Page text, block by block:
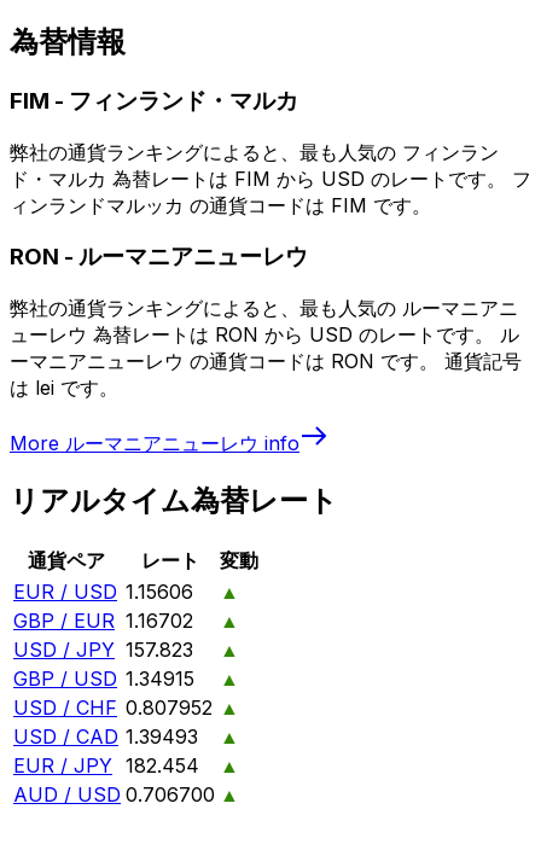
為替情報
FIM - フィンランド・マルカ
弊社の通貨ランキングによると、最も人気の フィンラン
ド・マルカ 為替レートは FIM から USD のレートです。 フ
ィンランドマルッカ の通貨コードは FIM です。
RON - ルーマニアニューレウ
弊社の通貨ランキングによると、最も人気の ルーマニアニ
ューレウ 為替レートは RON から USD のレートです。 ル
ーマニアニューレウ の通貨コードは RON です。 通貨記号
は lei です。
More ルーマニアニューレウ info
リアルタイム為替レート
通貨ペア レート
変動
EUR / USD 1.15606
▲
GBP / EUR 1.16702
▲
USD / JPY 157.823
▲
GBP / USD 1.34915
▲
USD / CHF 0.807952 ▲
USD / CAD 1.39493
▲
EUR / JPY 182.454
▲
AUD / USD 0.706700 ▲